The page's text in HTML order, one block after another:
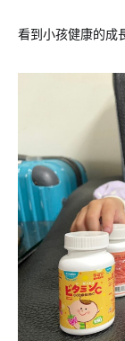
看到小孩健康的成